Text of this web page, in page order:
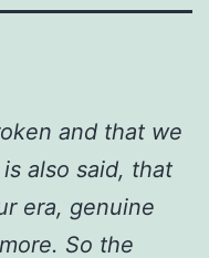
and that we
also said, that
era, genuine
So the